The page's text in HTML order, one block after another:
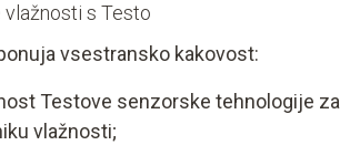
s Testo
vsestransko kakovost:
Testove senzorske tehnologije za
vlažnosti;